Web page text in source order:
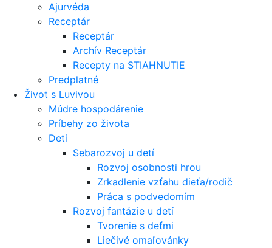
Ajurvéda
Receptár
Receptár
Archív Receptár
Recepty na STIAHNUTIE
Predplatné
Život s Luvivou
Múdre hospodárenie
Príbehy zo života
Deti
Sebarozvoj u detí
Rozvoj osobnosti hrou
Zrkadlenie vzťahu dieťa/rodič
Práca s podvedomím
Rozvoj fantázie u detí
Tvorenie s deťmi
Liečivé omaľovánky